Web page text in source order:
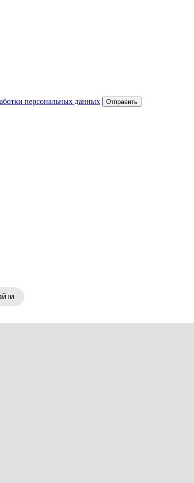
персональных данных